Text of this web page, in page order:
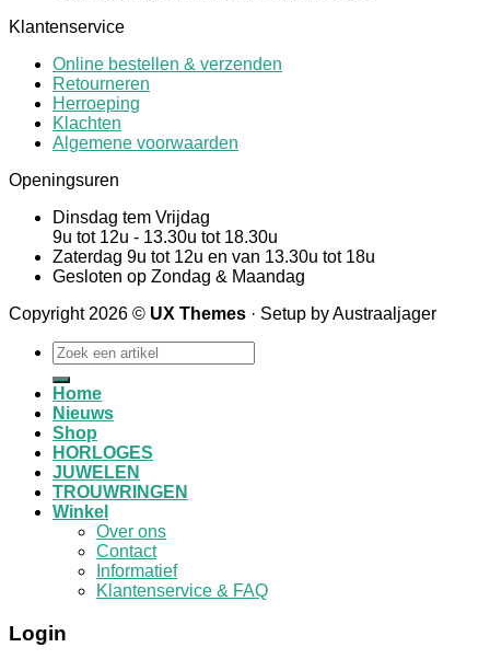
Klantenservice
Online bestellen & verzenden
Retourneren
Herroeping
Klachten
Algemene voorwaarden
Openingsuren
Dinsdag tem Vrijdag
9u tot 12u - 13.30u tot 18.30u
Zaterdag 9u tot 12u en van 13.30u tot 18u
Gesloten op Zondag & Maandag
Copyright 2026 © UX Themes · Setup by Austraaljager
Zoeken
naar:
Home
Nieuws
Shop
HORLOGES
JUWELEN
TROUWRINGEN
Winkel
Over ons
Contact
Informatief
Klantenservice & FAQ
Login